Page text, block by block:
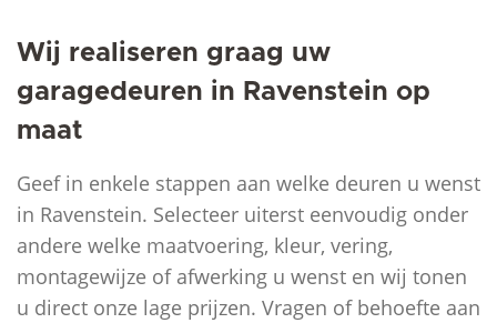
Wij realiseren graag uw
garagedeuren in Ravenstein op
maat
Geef in enkele stappen aan welke deuren u wenst
in Ravenstein. Selecteer uiterst eenvoudig onder
andere welke maatvoering, kleur, vering,
montagewijze of afwerking u wenst en wij tonen
u direct onze lage prijzen. Vragen of behoefte aan